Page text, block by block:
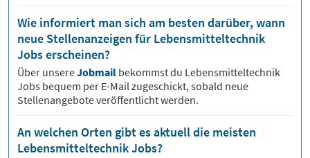
Wie informiert man sich am besten darüber, wann
neue Stellenanzeigen für Lebensmitteltechnik
Jobs erscheinen?
Über unsereJobmail bekommst du Lebensmitteltechnik
Jobs bequem per E-Mail zugeschickt, sobald neue
Stellenangebote veröffentlicht werden.
An welchen Orten gibt es aktuell die meisten
Lebensmitteltechnik Jobs?